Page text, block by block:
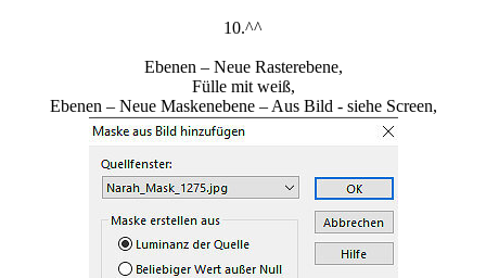
10.^^
Ebenen – Neue Rasterebene,
Fülle mit weiß,
Ebenen – Neue Maskenebene – Aus Bild - siehe Screen,